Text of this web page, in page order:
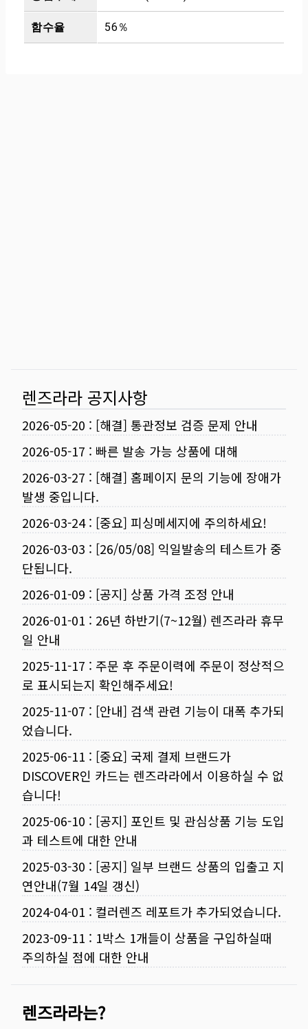
함수율 56％
렌즈라라 공지사항
2026-05-20 : [해결] 통관정보 검증 문제 안내
2026-05-17 : 빠른 발송 가능 상품에 대해
2026-03-27 : [해결] 홈페이지 문의 기능에 장애가
발생 중입니다.
2026-03-24: [중요] 피싱메세지에 주의하세요!
2026-03-03 : [26/05/08] 익일발송의 테스트가 중
단됩니다.
2026-01-09 : [공지] 상품 가격 조정 안내
2026-01-01 : 26년 하반기(7~12월) 렌즈라라 휴무
일 안내
2025-11-17 : 주문 후 주문이력에 주문이 정상적으
로 표시되는지 확인해주세요!
2025-11-07 : [안내] 검색 관련 기능이 대폭 추가되
었습니다.
2025-06-11 : [중요] 국제 결제 브랜드가
DISCOVER인 카드는 렌즈라라에서 이용하실 수 없
습니다!
2025-06-10 : [공지] 포인트 및 관심상품 기능 도입
과 테스트에 대한 안내
2025-03-30 : [공지] 일부 브랜드 상품의 입출고 지
연안내(7월 14일 갱신)
2024-04-01 : 컬러렌즈 레포트가 추가되었습니다.
2023-09-11 : 1박스 1개들이 상품을 구입하실때
주의하실 점에 대한 안내
렌즈라라는?